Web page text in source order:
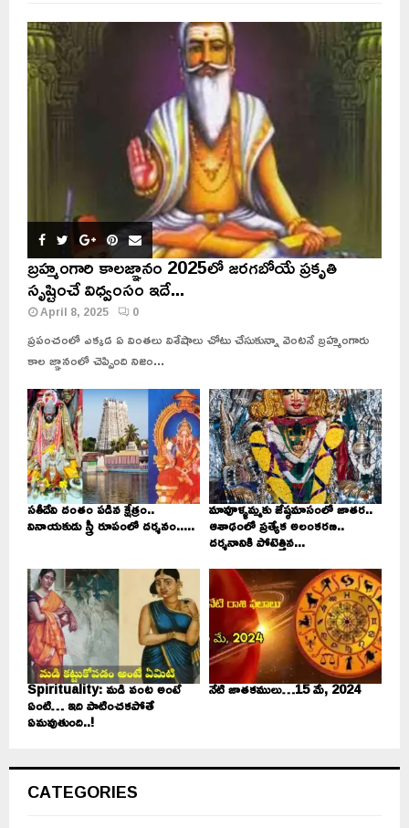
బ్రహ్మంగారి కాలజ్ఞానం 2025లో జరగబోయే ప్రకృతి
సృష్టించే విధ్వంసం ఇదే...
April 8, 2025 0
ప్రపంచంలో ఎక్కడ ఏ వింతలు విశేషాలు చోటు చేసుకున్నా వెంటనే బ్రహ్మంగారు
కాల జ్ఞానంలో చెప్పింది నిజం...
సతీదేవి దంతం పడిన క్షేత్రం..
వినాయకుడు స్త్రీ రూపంలో దర్శనం.....
మావూళ్ళమ్మకు జేష్ఠమాసంలో జాతర..
ఆశాఢంలో ప్రత్యేక అలంకరణ..
దర్శనానికి పోటెత్తిన...
Spirituality: మడి వంట అంటే
ఏంటి… ఇది పాటించకపోతే
ఏమవుతుంది..!
నేటి జాతకములు…15 మే, 2024
CATEGORIES